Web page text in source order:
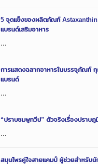
5 จุดแข็งของผลิตภัณฑ์ Astaxanthin
แบรนด์เสริมอาหาร
...
การแสดงฉลากอาหารในบรรจุภัณฑ์
แบรนด์
...
“ปราบชมพูทวีป” ตัวจริงเรื่องปราบ
...
สมุนไพรคู่ใจสายแคมป์ ผู้ช่วยสำหรับนั